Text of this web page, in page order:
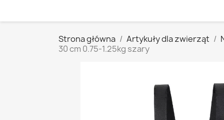
Strona główna Artykuły dla zwierząt
30 cm 0.75-1.25kg szary